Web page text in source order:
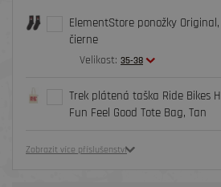
ElementStore ponožky Original,
čierne
Velikost: 35-38
Trek plátená taška Ride Bikes
Fun Feel Good Tote Bag, Tan
Zobrazit více příslušenství